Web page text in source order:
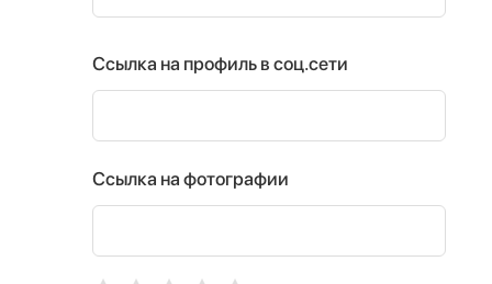
Ссылка на профиль в соц.сети
Ссылка на фотографии